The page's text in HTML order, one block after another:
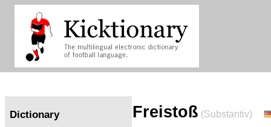
Dictionary Freistoß (Substantiv)